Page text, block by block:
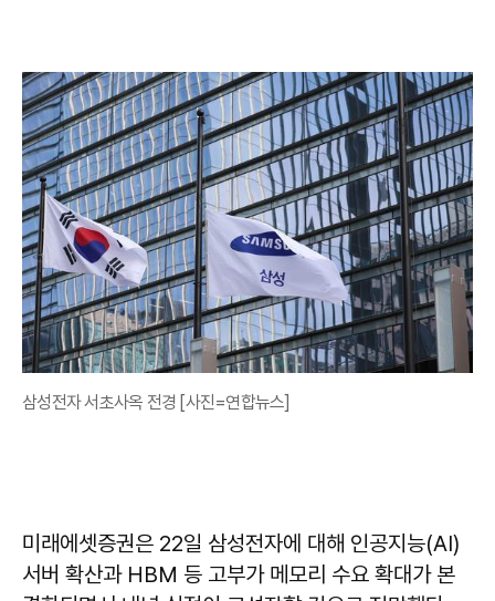
삼성전자 서초사옥 전경 [사진=연합뉴스]
미래에셋증권은 22일 삼성전자에 대해 인공지능(AI)
서버 확산과 HBM 등 고부가 메모리 수요 확대가 본